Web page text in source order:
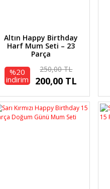
Altın Happy Birthday
Harf Mum Seti – 23
Parça
%20
indirim
250,00 TL
200,00 TL